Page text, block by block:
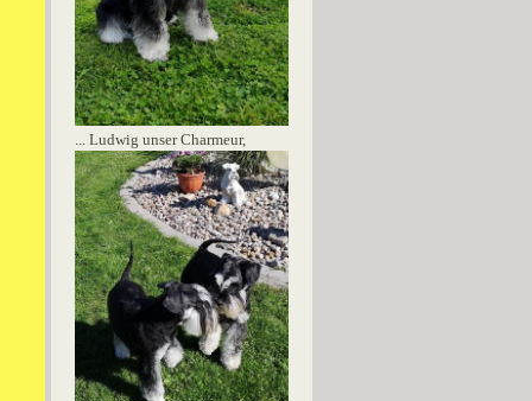
... Ludwig unser Charmeur,